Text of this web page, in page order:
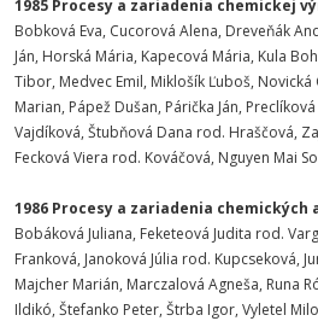
1985 Procesy a zariadenia chemickej
Bobková Eva, Cucorová Alena, Dreveňák
Ján, Horská Mária, Kapecová Mária, Kula
Tibor, Medvec Emil, Miklošík Ľuboš,
Marian, Pápež Dušan, Párička Ján,
Vajdíková, Štubňová Dana rod. Hraščová,
Fecková Viera rod. Kováčová, Nguyen Mai
1986 Procesy a zariadenia
Bobáková Juliana, Feketeová Judita rod.
Franková, Janoková Júlia rod. Kupcseková,
Majcher Marián, Marczalová Agneša, Runa
Ildikó, Štefanko Peter, Štrba Igor, Vyletel